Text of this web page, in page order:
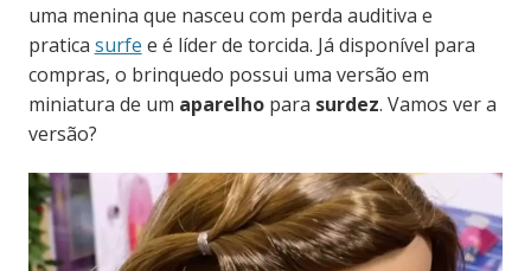
uma menina que nasceu com perda auditiva e
pratica surfe e é líder de torcida. Já disponível para
compras, o brinquedo possui uma versão em
miniatura de um aparelhopara surdez. Vamos ver a
versão?